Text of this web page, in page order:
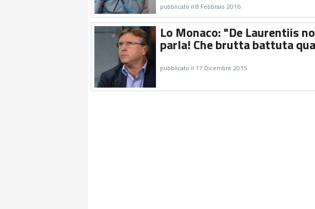
pubblicato il 8 Febbraio 2016
Lo Monaco: "De Laurentiis
parla! Che brutta battuta
pubblicato il 17 Dicembre 2015